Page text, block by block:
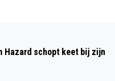
Hazard schopt keet bij zijn